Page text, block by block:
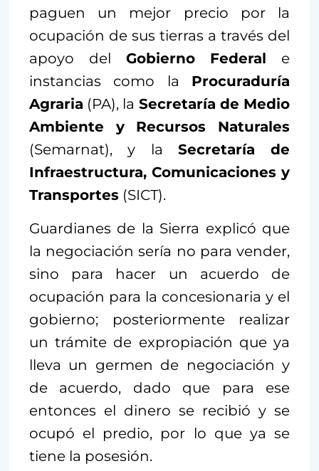
paguen un mejor precio por la
ocupación de sus tierras a través del
apoyo del Gobierno Federal e
instancias como la Procuraduría
Agraria (PA), la Secretaría de Medio
Ambiente y Recursos Naturales
(Semarnat), y la Secretaría de
Infraestructura, Comunicaciones y
Transportes (SICT).
Guardianes de la Sierra explicó que
la negociación sería no para vender,
sino para hacer un acuerdo de
ocupación para la concesionaria y el
gobierno; posteriormente realizar
un trámite de expropiación que ya
lleva un germen de negociación y
de acuerdo, dado que para ese
entonces el dinero se recibió y se
ocupó el predio, por lo que ya se
tiene la posesión.